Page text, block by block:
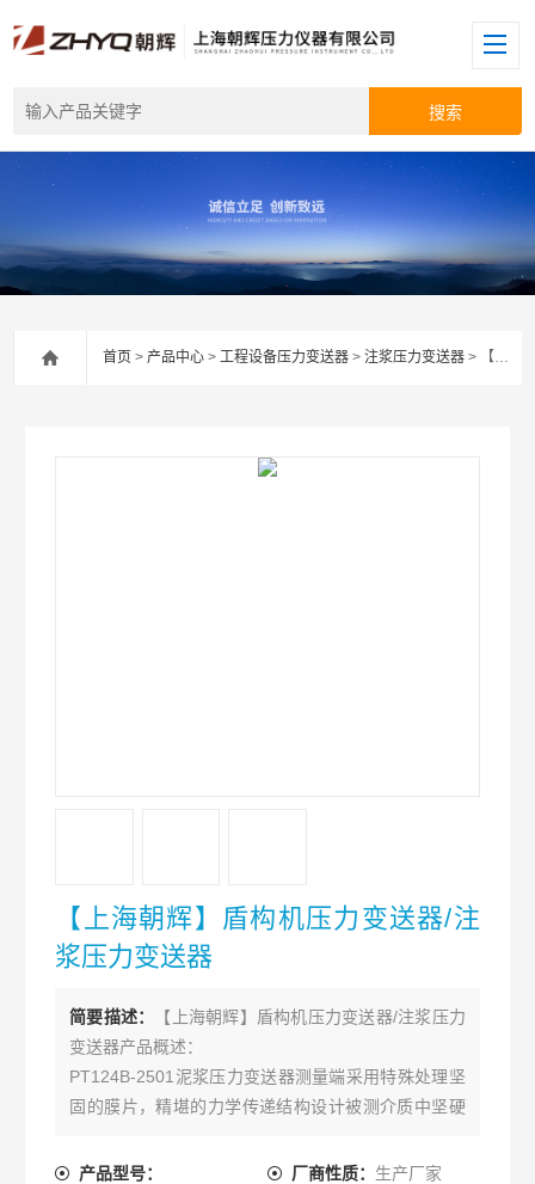
首页 >产品中心 >工程设备压力变送器 >注浆压力变送器 > 【上海朝辉】盾构机压力变送器/注浆压力变送器
【上海朝辉】盾构机压力变送器/注
浆压力变送器
简要描述：
【上海朝辉】盾构机压力变送器/注浆压力
变送器产品概述：
PT124B-2501泥浆压力变送器测量端采用特殊处理坚
固的膜片，精堪的力学传递结构设计被测介质中坚硬
动、抗坚硬砂粒冲击、宽范围温度补偿。
产品型号： 厂商性质： 生产厂家